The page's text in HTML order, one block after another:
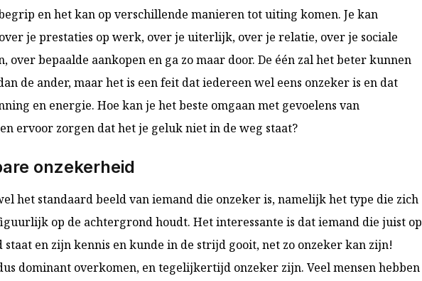
en het kan op verschillende manieren tot uiting komen. Je kan
je prestaties op werk, over je uiterlijk, over je relatie, over je sociale
over bepaalde aankopen en ga zo maar door. De één zal het beter kunnen
de ander, maar het is een feit dat iedereen wel eens onzeker is en dat
en energie. Hoe kan je het beste omgaan met gevoelens van
ervoor zorgen dat het je geluk niet in de weg staat?
onzekerheid
het standaard beeld van iemand die onzeker is, namelijk het type die zich
op de achtergrond houdt. Het interessante is dat iemand die juist op
staat en zijn kennis en kunde in de strijd gooit, net zo onzeker kan zijn!
dominant overkomen, en tegelijkertijd onzeker zijn. Veel mensen hebben